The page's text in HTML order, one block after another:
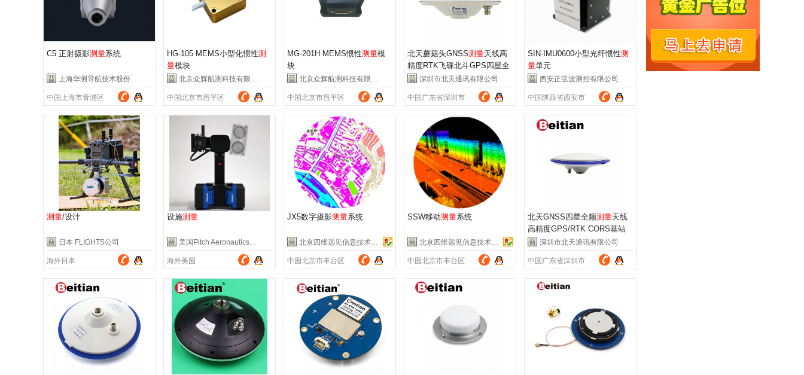
C5 正射摄影测量系统
上海华测导航技术股份有限公司
中国上海市青浦区
HG-105 MEMS小型化惯性测
量模块
北京众辉航测科技有限公司
中国北京市昌平区
MG-201H MEMS惯性测量模
块
北京众辉航测科技有限公司
中国北京市昌平区
北天蘑菇头GNSS测量天线高
精度RTK飞碟北斗GPS四星全
频驾考BT-140
深圳市北天通讯有限公司
中国广东省深圳市
SIN-IMU0600小型光纤惯性测
量单元
西安正弦波测控有限公司
中国陕西省西安市
测量/设计
日本 FLIGHTS公司
海外日本
设施测量
美国Pitch Aeronautics公司
海外美国
JX5数字摄影测量系统
北京四维远见信息技术有限公司
中国北京市丰台区
SSW移动测量系统
北京四维远见信息技术有限公司
中国北京市丰台区
北天GNSS四星全频测量天线
高精度GPS/RTK CORS基站
天线 BT-200
深圳市北天通讯有限公司
中国广东省深圳市